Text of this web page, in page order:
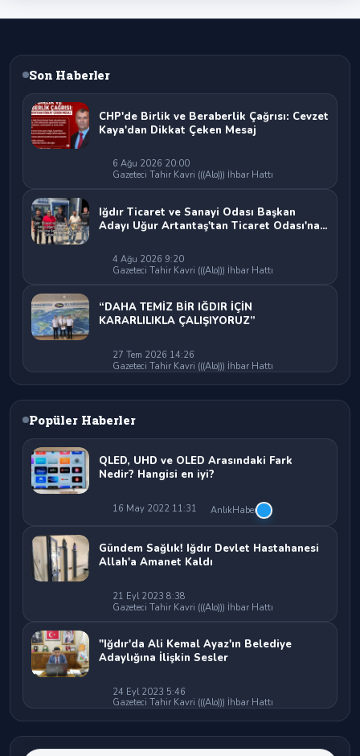
Son Haberler
CHP'de Birlik ve Beraberlik Çağrısı: Cevzet
Kaya'dan Dikkat Çeken Mesaj
6 Ağu 2026 20:00
Gazeteci Tahir Kavri (((Alo))) İhbar Hattı
Iğdır Ticaret ve Sanayi Odası Başkan
Adayı Uğur Artantaş'tan Ticaret Odası'na
Bırakılamaz"
4 Ağu 2026 9:20
Gazeteci Tahir Kavri (((Alo))) İhbar Hattı
“DAHA TEMİZ BİR IĞDIR İÇİN
KARARLILIKLA ÇALIŞIYORUZ”
27 Tem 2026 14:26
Gazeteci Tahir Kavri (((Alo))) İhbar Hattı
Popüler Haberler
QLED, UHD ve OLED Arasındaki Fark
Nedir? Hangisi en iyi?
16 May 2022 11:31 AnlıkHaber
Gündem Sağlık! Iğdır Devlet Hastahanesi
Allah'a Amanet Kaldı
21 Eyl 2023 8:38
Gazeteci Tahir Kavri (((Alo))) İhbar Hattı
"Iğdır'da Ali Kemal Ayaz'ın Belediye
Adaylığına İlişkin Sesler
24 Eyl 2023 5:46
Gazeteci Tahir Kavri (((Alo))) İhbar Hattı